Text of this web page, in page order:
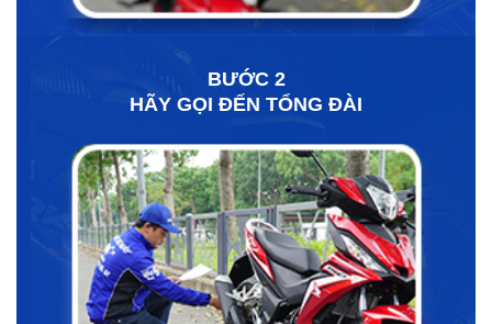
BƯỚC 2
HÃY GỌI ĐẾN TỔNG ĐÀI